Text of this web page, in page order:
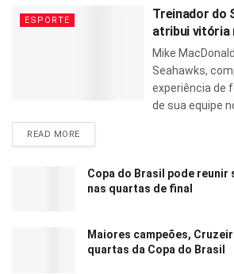
ESPORTE
Treinador do
atribui vitória
Mike
Seahawks,
experiência de
de sua equipe
READ MORE
Copa do Brasil pode reunir
nas quartas de final
Maiores campeões,
quartas da Copa do Brasil